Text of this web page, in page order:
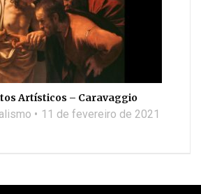
Artísticos – Caravaggio
11 de fevereiro de 2021